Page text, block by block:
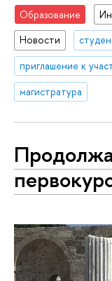
Образование
Новости
приглашение к
магистратура